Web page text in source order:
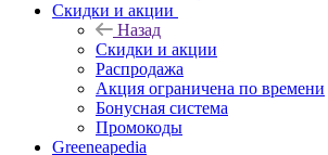
Скидки и акции
Назад
Скидки и акции
Распродажа
Акция ограничена по времени
Бонусная система
Промокоды
Greeneapedia